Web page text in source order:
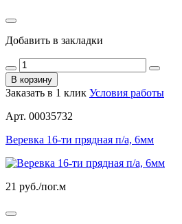
Добавить в закладки
В корзину
Заказать в 1 клик Условия работы
Арт. 00035732
Веревка 16-ти прядная п/а, 6мм
21 руб./пог.м